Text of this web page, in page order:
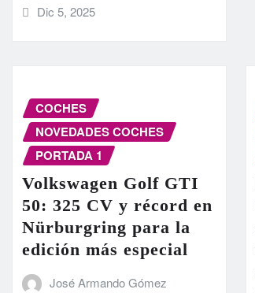
Dic 5, 2025
COCHES
NOVEDADES COCHES
PORTADA 1
Volkswagen Golf GTI
50: 325 CV y récord en
Nürburgring para la
edición más especial
José Armando Gómez